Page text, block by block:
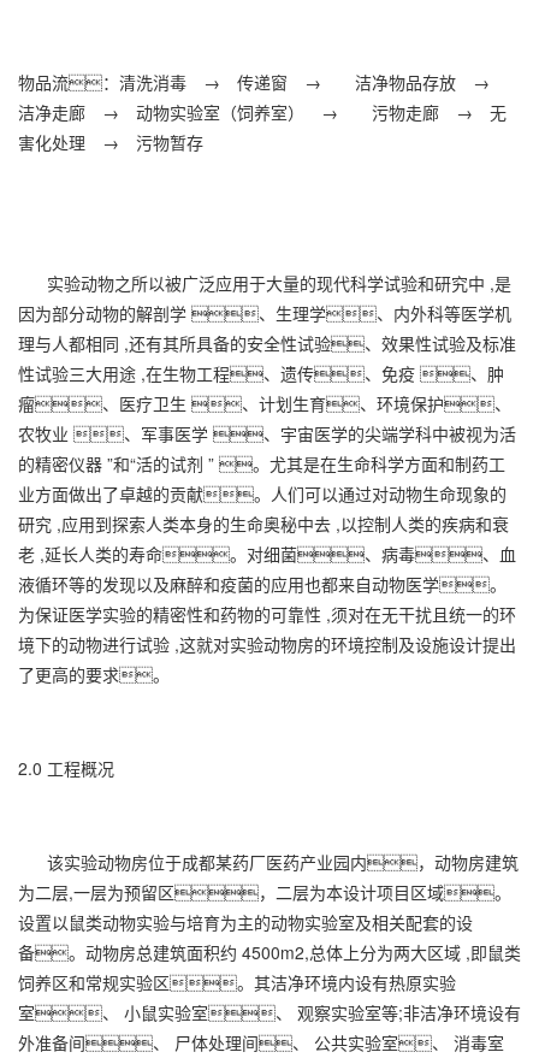
物品流：清洗消毒 → 传递窗 → 洁净物品存放 →
洁净走廊 → 动物实验室（饲养室） → 污物走廊 → 无
害化处理 → 污物暂存
实验动物之所以被广泛应用于大量的现代科学试验和研究中 ,是
因为部分动物的解剖学 、生理学、内外科等医学机
理与人都相同 ,还有其所具备的安全性试验、效果性试验及标准
性试验三大用途 ,在生物工程、遗传、免疫 、肿
瘤、医疗卫生 、计划生育、环境保护、
农牧业 、军事医学 、宇宙医学的尖端学科中被视为活
的精密仪器 ”和“活的试剂 ” 。尤其是在生命科学方面和制药工
业方面做出了卓越的贡献。人们可以通过对动物生命现象的
研究 ,应用到探索人类本身的生命奥秘中去 ,以控制人类的疾病和衰
老 ,延长人类的寿命。对细菌、病毒、血
液循环等的发现以及麻醉和疫菌的应用也都来自动物医学。
为保证医学实验的精密性和药物的可靠性 ,须对在无干扰且统一的环
境下的动物进行试验 ,这就对实验动物房的环境控制及设施设计提出
了更高的要求。
2.0 工程概况
该实验动物房位于成都某药厂医药产业园内，动物房建筑
为二层,一层为预留区，二层为本设计项目区域。
设置以鼠类动物实验与培育为主的动物实验室及相关配套的设
备。动物房总建筑面积约 4500m2,总体上分为两大区域 ,即鼠类
饲养区和常规实验区。其洁净环境内设有热原实验
室、 小鼠实验室、 观察实验室等;非洁净环境设有
外准备间、 尸体处理间、 公共实验室、 消毒室